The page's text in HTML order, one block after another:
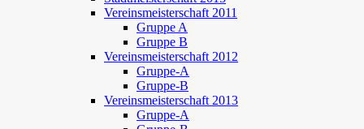
Vereinsmeisterschaft 2011
Gruppe A
Gruppe B
Vereinsmeisterschaft 2012
Gruppe-A
Gruppe-B
Vereinsmeisterschaft 2013
Gruppe-A